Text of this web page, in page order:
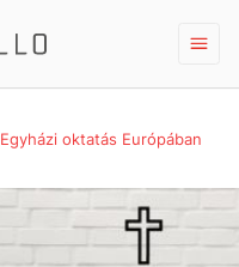
Egyházi oktatás Európában